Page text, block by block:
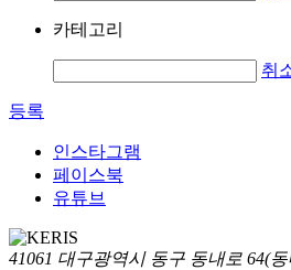
카테고리
취
등록
인스타그램
페이스북
유튜브
41061 대구광역시 동구 동내로 64(